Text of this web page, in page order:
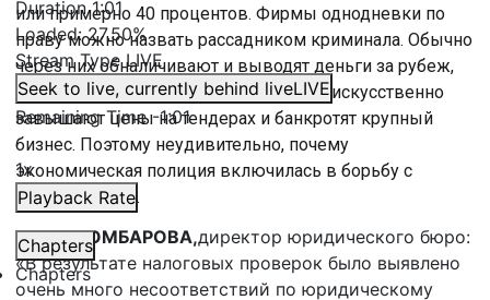
Duration1:01
Loaded:27.50%
Stream TypeLIVE
Seek to live, currently behind liveLIVE
Remaining Time-1:01
1x
Playback Rate
Chapters
Chapters
или примерно 40 процентов. Фирмы однодневки по
праву можно назвать рассадником криминала. Обычно
через них обналичивают и выводят деньги за рубеж,
обходят налоговое законодательство, искусственно
завышают цены на тендерах и банкротят крупный
бизнес. Поэтому неудивительно, почему
экономическая полиция включилась в борьбу с
однодневками.
ЮЛИЯ КОМБАРОВА,директор юридического бюро:
«В результате налоговых проверок было выявлено
очень много несоответствий по юридическому